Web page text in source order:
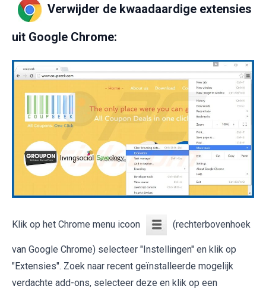
Verwijder de kwaadaardige extensies
uit Google Chrome:
Klik op het Chrome menu icoon (rechterbovenhoek
van Google Chrome) selecteer "Instellingen" en klik op
"Extensies". Zoek naar recent geïnstalleerde mogelijk
verdachte add-ons, selecteer deze en klik op een